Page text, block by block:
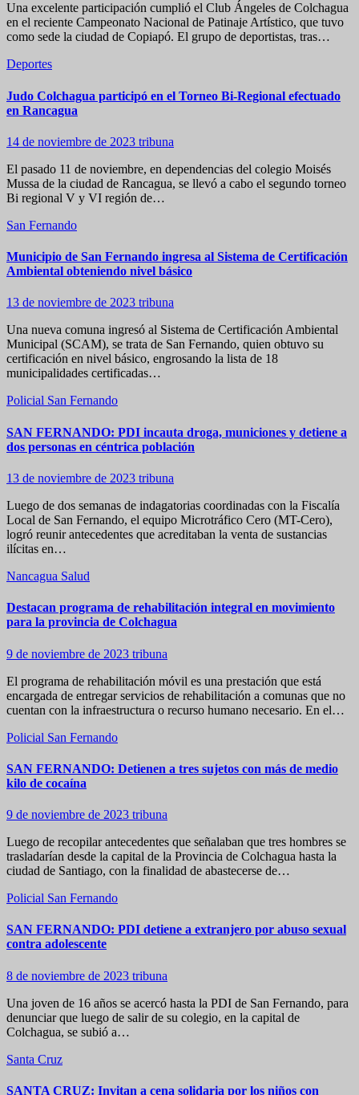
Una excelente participación cumplió el Club Ángeles de Colchagua
en el reciente Campeonato Nacional de Patinaje Artístico, que tuvo
como sede la ciudad de Copiapó. El grupo de deportistas, tras…
Deportes
Judo Colchagua participó en el Torneo Bi-Regional efectuado
en Rancagua
14 de noviembre de 2023 tribuna
El pasado 11 de noviembre, en dependencias del colegio Moisés
Mussa de la ciudad de Rancagua, se llevó a cabo el segundo torneo
Bi regional V y VI región de…
San Fernando
Municipio de San Fernando ingresa al Sistema de Certificación
Ambiental obteniendo nivel básico
13 de noviembre de 2023 tribuna
Una nueva comuna ingresó al Sistema de Certificación Ambiental
Municipal (SCAM), se trata de San Fernando, quien obtuvo su
certificación en nivel básico, engrosando la lista de 18
municipalidades certificadas…
Policial San Fernando
SAN FERNANDO: PDI incauta droga, municiones y detiene a
dos personas en céntrica población
13 de noviembre de 2023 tribuna
Luego de dos semanas de indagatorias coordinadas con la Fiscalía
Local de San Fernando, el equipo Microtráfico Cero (MT-Cero),
logró reunir antecedentes que acreditaban la venta de sustancias
ilícitas en…
Nancagua Salud
Destacan programa de rehabilitación integral en movimiento
para la provincia de Colchagua
9 de noviembre de 2023 tribuna
El programa de rehabilitación móvil es una prestación que está
encargada de entregar servicios de rehabilitación a comunas que no
cuentan con la infraestructura o recurso humano necesario. En el…
Policial San Fernando
SAN FERNANDO: Detienen a tres sujetos con más de medio
kilo de cocaína
9 de noviembre de 2023 tribuna
Luego de recopilar antecedentes que señalaban que tres hombres se
trasladarían desde la capital de la Provincia de Colchagua hasta la
ciudad de Santiago, con la finalidad de abastecerse de…
Policial San Fernando
SAN FERNANDO: PDI detiene a extranjero por abuso sexual
contra adolescente
8 de noviembre de 2023 tribuna
Una joven de 16 años se acercó hasta la PDI de San Fernando, para
denunciar que luego de salir de su colegio, en la capital de
Colchagua, se subió a…
Santa Cruz
SANTA CRUZ: Invitan a cena solidaria por los niños con